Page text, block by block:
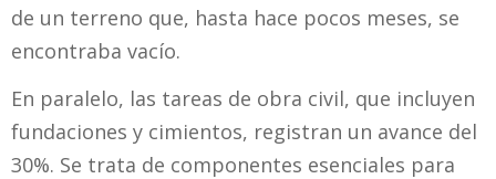
de un terreno que, hasta hace pocos meses, se
encontraba vacío.
En paralelo, las tareas de obra civil, que incluyen
fundaciones y cimientos, registran un avance del
30%. Se trata de componentes esenciales para